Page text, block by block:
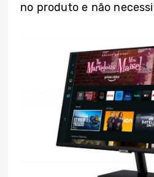
no produto e não